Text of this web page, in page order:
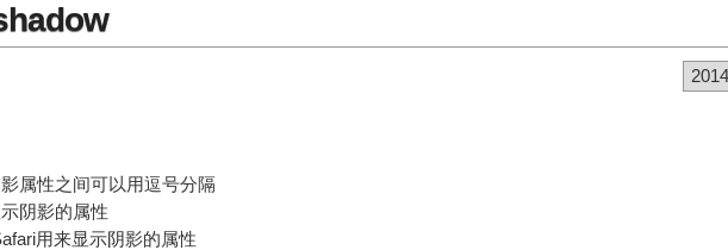
属性之间可以用逗号分隔
阴影的属性
用来显示阴影的属性